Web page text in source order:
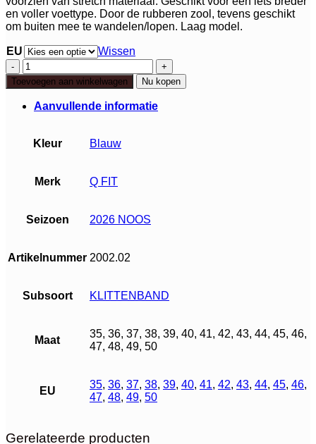
en voller voettype. Door de rubberen zool, tevens geschikt
om buiten mee te wandelen/lopen. Laag model.
EU
Wissen
Q
Fit
Geneve
2
aantal
Toevoegen aan winkelwagen Nu kopen
Aanvullende informatie
Kleur Blauw
Merk Q FIT
Seizoen 2026 NOOS
Artikelnummer 2002.02
Subsoort KLITTENBAND
Maat
35, 36, 37, 38, 39, 40, 41, 42, 43, 44, 45, 46,
47, 48, 49, 50
EU
35, 36, 37, 38, 39, 40, 41, 42, 43, 44, 45, 46,
47, 48, 49, 50
Gerelateerde producten